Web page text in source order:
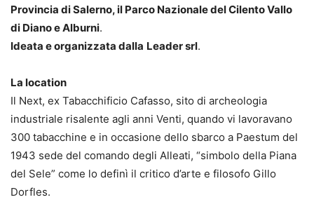
Provincia di Salerno, il Parco Nazionale del Cilento Vallo
di Diano e Alburni.
Ideata e organizzata dalla Leader srl.
La location
Il Next, ex Tabacchificio Cafasso, sito di archeologia
industriale risalente agli anni Venti, quando vi lavoravano
300 tabacchine e in occasione dello sbarco a Paestum del
1943 sede del comando degli Alleati, “simbolo della Piana
del Sele” come lo definì il critico d’arte e filosofo Gillo
Dorfles.